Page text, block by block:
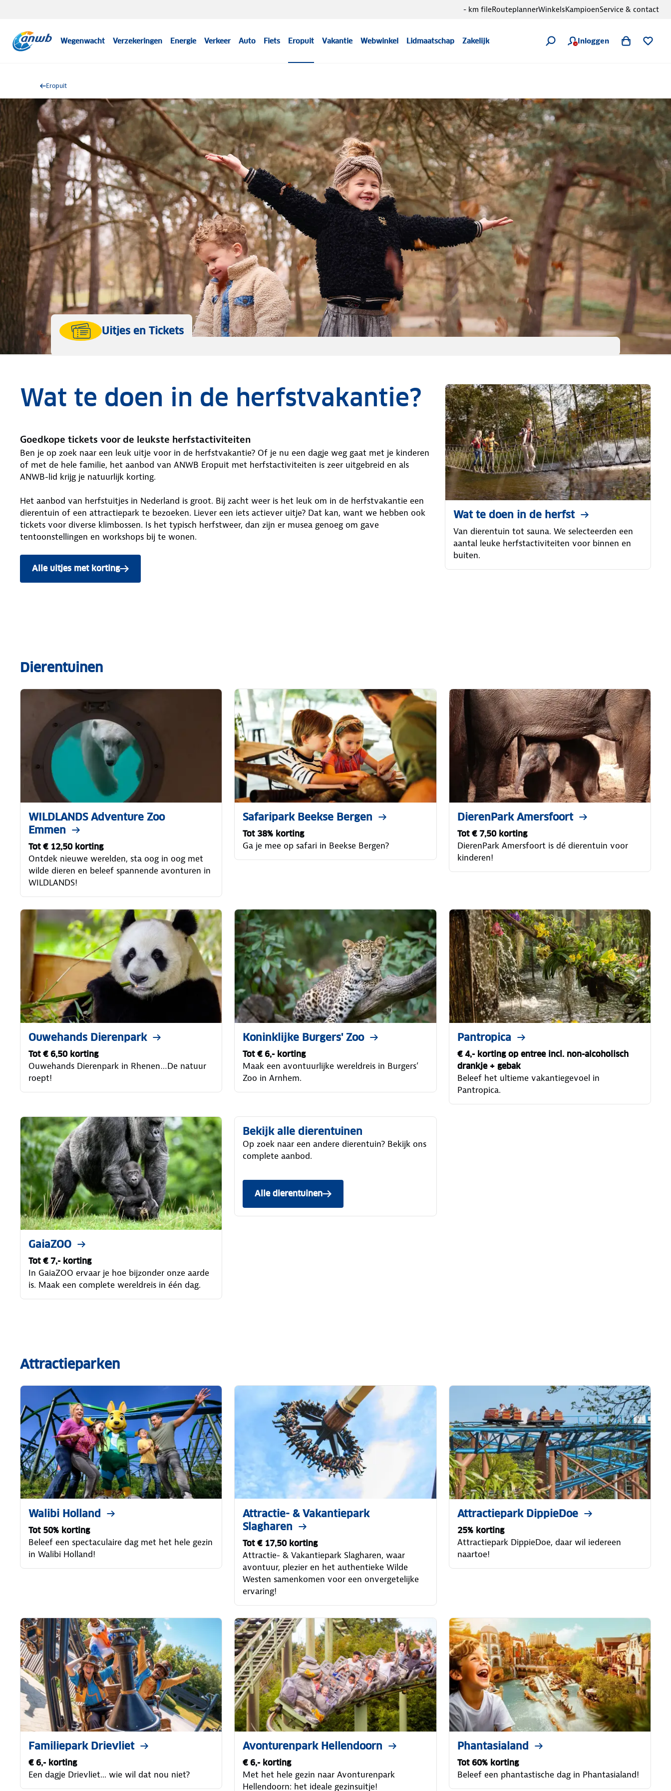
Wegenwacht Verzekeringen Energie Verkeer Auto Fiets Eropuit Vakantie Webwinkel Lidmaatschap Zakelijk Inloggen
- km fileRouteplannerWinkelsKampioenService & contact
Eropuit
Uitjes en Tickets
Wat te doen in de herfstvakantie?
Goedkope tickets voor de leukste herfstactiviteiten
Ben je op zoek naar een leuk uitje voor in de herfstvakantie? Of je nu een dagje weg gaat met je kinderen
of met de hele familie, het aanbod van ANWB Eropuit met herfstactiviteiten is zeer uitgebreid en als
ANWB-lid krijg je natuurlijk korting.
Het aanbod van herfstuitjes in Nederland is groot. Bij zacht weer is het leuk om in de herfstvakantie een
dierentuin of een attractiepark te bezoeken. Liever een iets actiever uitje? Dat kan, want we hebben ook
tickets voor diverse klimbossen. Is het typisch herfstweer, dan zijn er musea genoeg om gave
tentoonstellingen en workshops bij te wonen.
Alle uitjes met korting
Wat te doen in de herfst
Van dierentuin tot sauna. We selecteerden een
aantal leuke herfstactiviteiten voor binnen en
buiten.
Dierentuinen
WILDLANDS Adventure Zoo
Emmen
Tot € 12,50 korting
Ontdek nieuwe werelden, sta oog in oog met
wilde dieren en beleef spannende avonturen in
WILDLANDS!
Safaripark Beekse Bergen
Tot 38% korting
Ga je mee op safari in Beekse Bergen?
DierenPark Amersfoort
Tot € 7,50 korting
DierenPark Amersfoort is dé dierentuin voor
kinderen!
Ouwehands Dierenpark
Tot € 6,50 korting
Ouwehands Dierenpark in Rhenen…De natuur
roept!
Koninklijke Burgers' Zoo
Tot € 6,- korting
Maak een avontuurlijke wereldreis in Burgers’
Zoo in Arnhem.
Pantropica
€ 4,- korting op entree incl. non-alcoholisch
drankje + gebak
Beleef het ultieme vakantiegevoel in
Pantropica.
GaiaZOO
Tot € 7,- korting
In GaiaZOO ervaar je hoe bijzonder onze aarde
is. Maak een complete wereldreis in één dag.
Bekijk alle dierentuinen
Op zoek naar een andere dierentuin? Bekijk ons
complete aanbod.
Alle dierentuinen
Attractieparken
Walibi Holland
Tot 50% korting
Beleef een spectaculaire dag met het hele gezin
in Walibi Holland!
Attractie- & Vakantiepark
Slagharen
Tot € 17,50 korting
Attractie- & Vakantiepark Slagharen, waar
avontuur, plezier en het authentieke Wilde
Westen samenkomen voor een onvergetelijke
ervaring!
Attractiepark DippieDoe
25% korting
Attractiepark DippieDoe, daar wil iedereen
naartoe!
Familiepark Drievliet
€ 6,- korting
Een dagje Drievliet... wie wil dat nou niet?
Avonturenpark Hellendoorn
€ 6,- korting
Met het hele gezin naar Avonturenpark
Hellendoorn: het ideale gezinsuitje!
Phantasialand
Tot 60% korting
Beleef een phantastische dag in Phantasialand!